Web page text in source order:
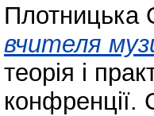
Плотницька
вчителя
теорія і
конфренції.